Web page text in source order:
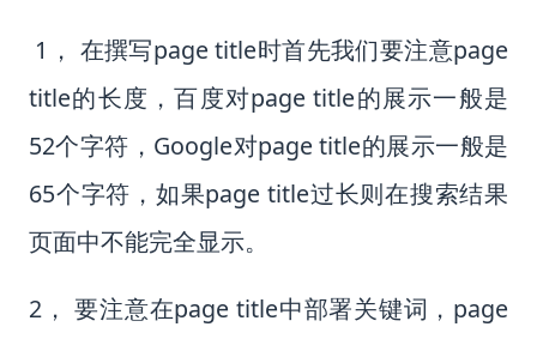
1， 在撰写page title时首先我们要注意page
title的长度，百度对page title的展示一般是
52个字符，Google对page title的展示一般是
65个字符，如果page title过长则在搜索结果
页面中不能完全显示。
2， 要注意在page title中部署关键词，page